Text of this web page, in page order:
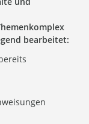
bearbeitet: